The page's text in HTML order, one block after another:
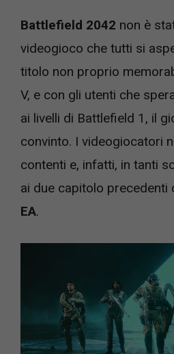
Battlefield 2042 non è
videogioco che tutti si
titolo non proprio
V, e con gli utenti che
ai livelli di Battlefield 1, il
convinto. I videogiocatori
contenti e, infatti, in tanti
ai due capitolo precedenti
EA.